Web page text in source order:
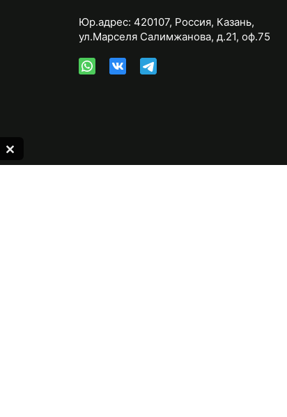
Юр.адрес: 420107, Россия, Казань,
ул.Марселя Салимжанова, д.21, оф.75